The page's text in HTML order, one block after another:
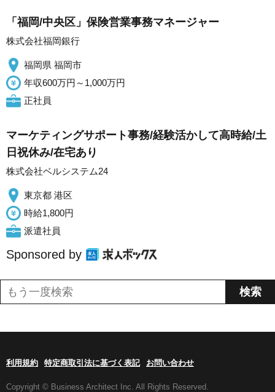
「福岡/中央区」保険営業事務マネージャー
株式会社福岡銀行
福岡県 福岡市
年収600万円～1,000万円
正社員
マーケティングサポート事務/経験活かして高時給/土
日祝休み/在宅あり
株式会社ベルシステム24
東京都 港区
時給1,800円
派遣社員
Sponsored by
利用規約 特定商取引法に基づく表記 お問い合わせ
Copyright © Business Architect Inc. All Rights Reserved.